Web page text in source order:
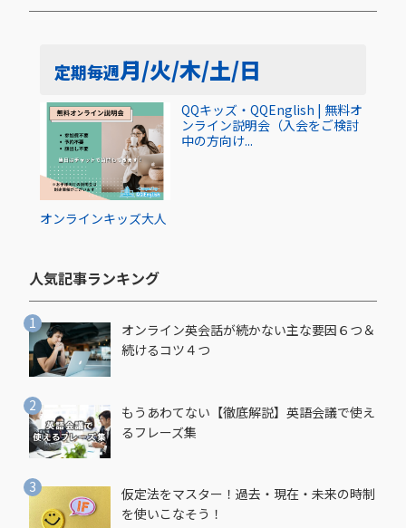
定期毎週月/火/木/土/日
オンラインキッズ大人
QQキッズ・QQEnglish | 無料オ
ンライン説明会（入会をご検討
中の方向け...
人気記事ランキング​
オンライン英会話が続かない主な要因６つ＆
続けるコツ４つ
もうあわてない【徹底解説】英語会議で使え
るフレーズ集
仮定法をマスター！過去・現在・未来の時制
を使いこなそう！